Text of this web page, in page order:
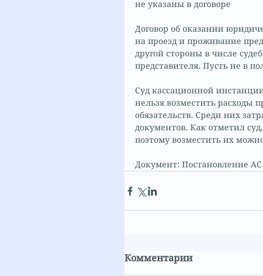
не указаны в договоре
Договор об оказании
на проезд и проживание
другой стороны в числе
представителя. Пусть не в
Суд кассационной
нельзя возместить расходы
обязательств. Среди них
документов. Как отметил
поэтому возместить их
Документ: Постановление АС
Комментарии